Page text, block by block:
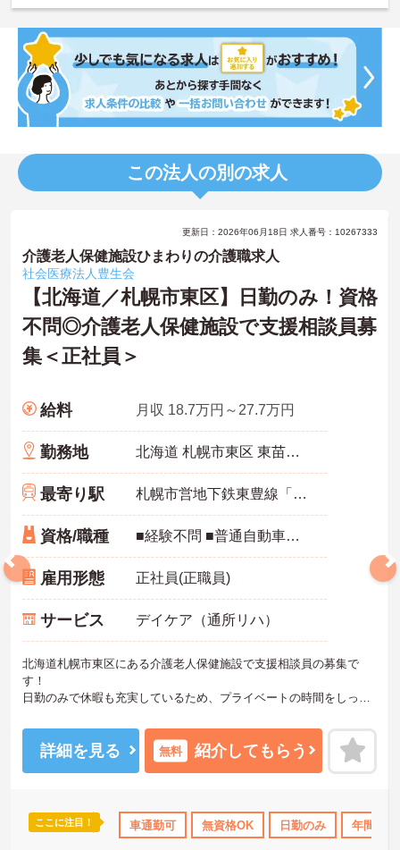
この法人の別の求人
無資格OK 研修制度あり 産休･育休･介護休暇取得実績あり
更新日：2026年06月18日 求人番号：10267333
介護老人保健施設ひまわりの介護職求人
社会医療法人豊生会
【北海道／札幌市東区】日勤のみ！資格
不問◎介護老人保健施設で支援相談員募
集＜正社員＞
給料 月収 18.7万円～27.7万円
勤務地 北海道 札幌市東区 東苗穂4条1‐1‐68
最寄り駅 札幌市営地下鉄東豊線「元町(札幌)駅」バス・車8分
資格/職種 ■経験不問 ■普通自動車運転免許（AT限定可）
雇用形態 正社員(正職員)
サービス デイケア（通所リハ）
北海道札幌市東区にある介護老人保健施設で支援相談員の募集で
す！
日勤のみで休暇も充実しているため、プライベートの時間をしっか
また、昇給と計3.00ヵ月分の賞与実績があり、あなたの頑張りがし
っかり評価され、やりがいを持ってお仕事ができます！
ご興味ある方は面接ポイントをお伝えしますので、お気軽にご連絡
詳細を見る 無料 紹介してもらう
ここに注目！ 車通勤可 無資格OK 日勤のみ 年間休